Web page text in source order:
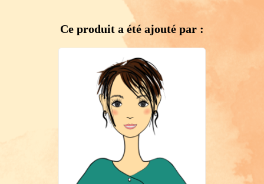
Ce produit a été ajouté par :